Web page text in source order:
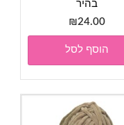
בהיר
₪24.00
הוסף לסל